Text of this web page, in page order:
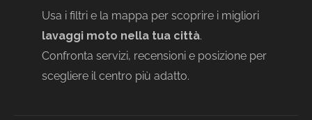
Usa i filtri e la mappa per scoprire i migliori
lavaggi moto nella tua città.
Confronta servizi, recensioni e posizione per
scegliere il centro più adatto.